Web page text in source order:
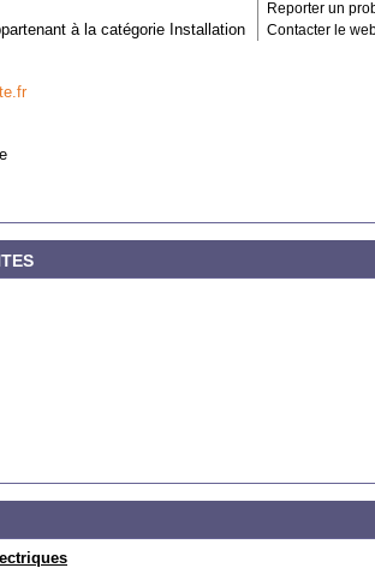
à la catégorie Installation
Reporter un
Contacter le